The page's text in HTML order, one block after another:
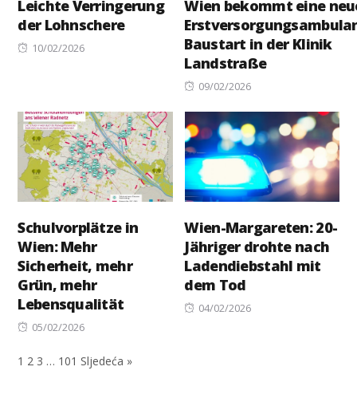
Leichte Verringerung
der Lohnschere
Posted
10/02/2026
Wien bekommt eine
Baustart in der Klinik
Landstraße
Posted
09/02/2026
Schulvorplätze in
Wien: Mehr
Sicherheit, mehr
Grün, mehr
Lebensqualität
Posted
05/02/2026
Wien-Margareten: 20-
Jähriger drohte nach
Ladendiebstahl mit
dem Tod
Posted
04/02/2026
1 2 3 … 101 Sljedeća »